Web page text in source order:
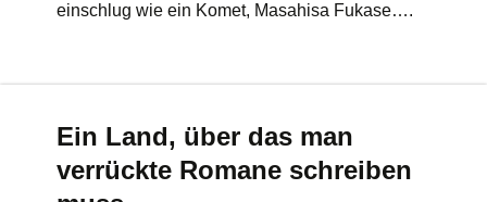
einschlug wie ein Komet, Masahisa Fukase….
Ein Land, über das man
verrückte Romane schreiben